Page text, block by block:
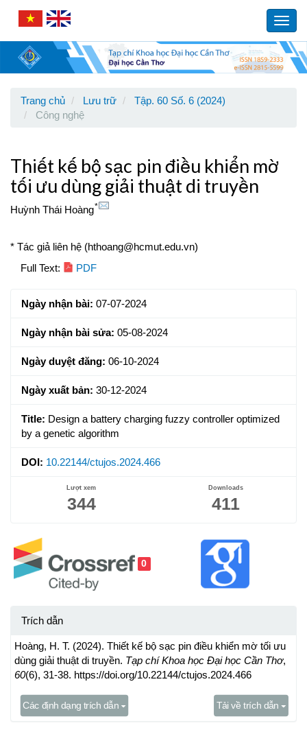
Navigation
Content
Sidebar
Trang chủ Lưu trữ
Tập. 60 Số. 6 (2024)
Công nghệ
Thiết kế bộ sạc pin điều khiển mờ
tối ưu dùng giải thuật di truyền
Huỳnh Thái Hoàng*
* Tác giả liên hệ (hthoang@hcmut.edu.vn)
Article
Full Text: PDF
Ngày nhận bài: 07-07-2024
Ngày nhận bài sửa: 05-08-2024
Ngày duyệt đăng: 06-10-2024
Ngày xuất bản: 30-12-2024
Title: Design a battery charging fuzzy controller optimized
by a genetic algorithm
DOI: 10.22144/ctujos.2024.466
Lượt xem
344
Downloads
411
0
Trích dẫn
Hoàng, H. T. (2024). Thiết kế bộ sạc pin điều khiển mờ tối ưu
dùng giải thuật di truyền. Tạp chí Khoa học Đại học Cần Thơ,
60(6), 31-38. https://doi.org/10.22144/ctujos.2024.466
Các định dạng trích dẫn Tải về trích dẫn